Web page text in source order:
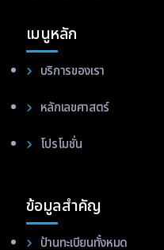
เมนูหลัก
บริการของเรา
หลักเลขศาสตร์
โปรโมชั่น
ข้อมูลสำคัญ
ป้านทะเบียนทั้งหมด